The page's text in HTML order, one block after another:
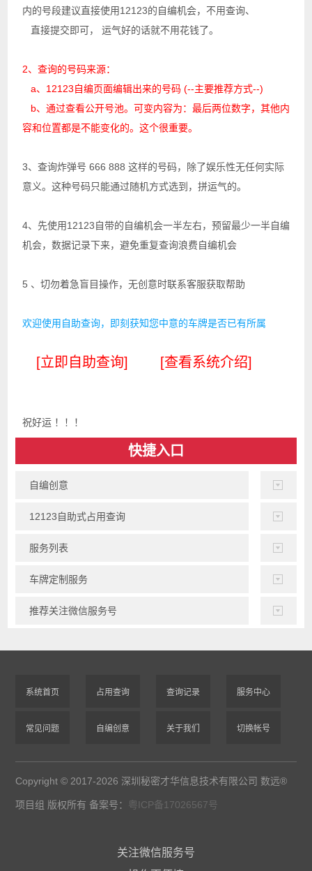
内的号段建议直接使用12123的自编机会，不用查询、
直接提交即可， 运气好的话就不用花钱了。
2、查询的号码来源：
a、12123自编页面编辑出来的号码 (--主要推荐方式--)
b、通过查看公开号池。可变内容为：最后两位数字，其他内
容和位置都是不能变化的。 这个很重要。
3、查询炸弹号 666 888 这样的号码，除了娱乐性无任何实际
意义。这种号码只能通过随机方式选到，拼运气的。
4、先使用12123自带的自编机会一半左右，预留最少一半自编
机会，数据记录下来，避免重复查询浪费自编机会
5 、切勿着急盲目操作，无创意时联系客服获取帮助
欢迎使用自助查询，即刻获知您中意的车牌是否已有所属
[立即自助查询] [查看系统介绍]
祝好运 ！！！
快捷入口
自编创意
12123自助式占用查询
服务列表
车牌定制服务
推荐关注微信服务号
系统首页 占用查询 查询记录 服务中心
常见问题 自编创意 关于我们 切换帐号
Copyright © 2017-2026 深圳秘密才华信息技术有限公司 数远®
项目组 版权所有 备案号： 粤ICP备17026567号
关注微信服务号